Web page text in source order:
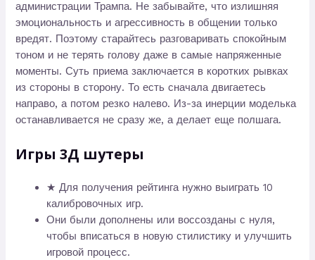
администрации Трампа. Не забывайте, что излишняя
эмоциональность и агрессивность в общении только
вредят. Поэтому старайтесь разговаривать спокойным
тоном и не терять голову даже в самые напряженные
моменты. Суть приема заключается в коротких рывках
из стороны в сторону. То есть сначала двигаетесь
направо, а потом резко налево. Из-за инерции моделька
останавливается не сразу же, а делает еще полшага.
Игры 3Д шутеры
★ Для получения рейтинга нужно выиграть 10
калибровочных игр.
Они были дополнены или воссозданы с нуля,
чтобы вписаться в новую стилистику и улучшить
игровой процесс.